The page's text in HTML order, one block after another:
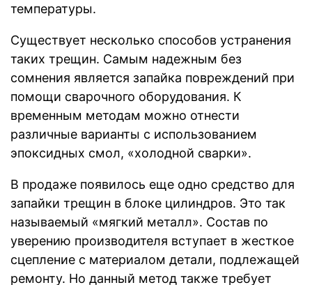
температуры.
Существует несколько способов устранения
таких трещин. Самым надежным без
сомнения является запайка повреждений при
помощи сварочного оборудования. К
временным методам можно отнести
различные варианты с использованием
эпоксидных смол, «холодной сварки».
В продаже появилось еще одно средство для
запайки трещин в блоке цилиндров. Это так
называемый «мягкий металл». Состав по
уверению производителя вступает в жесткое
сцепление с материалом детали, подлежащей
ремонту. Но данный метод также требует